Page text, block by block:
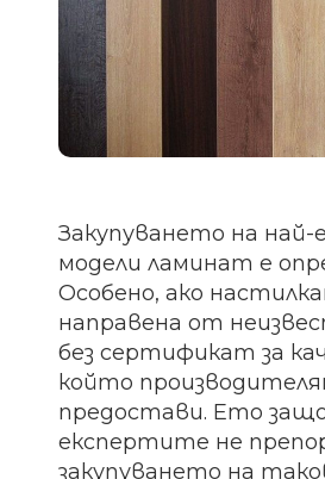
Закупуването на
модели ламинат е
Особено, ако
направена от
без сертификат за
който
предостави. Ето
експертите не
закупуването на